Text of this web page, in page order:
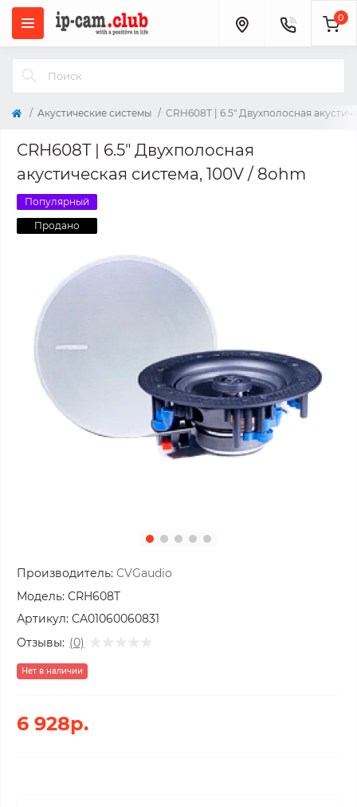
0
Акустические системы CRH608T | 6.5″ Двухполосная
CRH608T | 6.5″ Двухполосная
акустическая система, 100V / 8ohm
Популярный
Продано
Производитель: CVGaudio
Модель: CRH608T
Артикул: CA01060060831
Отзывы: (0)
Нет в наличии
6 928р.